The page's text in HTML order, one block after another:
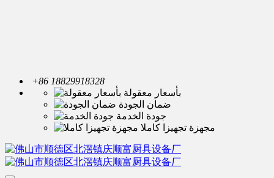
+86 18829918328
بأسعار معقولة
ضمان الجودة
جودة الخدمة
مجهزة تجهيزا كاملا